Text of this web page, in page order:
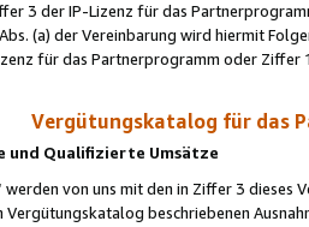
3 der IP-Lizenz für das
(a) der Vereinbarung wird hiermit
für das Partnerprogramm oder
Vergütungskatalog für das
und Qualifizierte Umsätze
werden von uns mit den in Ziffer 3
beschriebenen